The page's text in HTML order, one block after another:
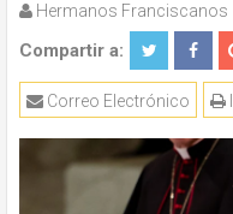
Hermanos Franciscanos
Compartir a:
Correo Electrónico